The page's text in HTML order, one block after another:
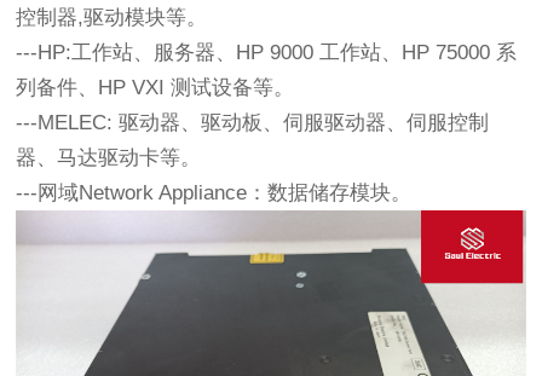
控制器,驱动模块等。
---HP:工作站、服务器、HP 9000 工作站、HP 75000 系
列备件、HP VXI 测试设备等。
---MELEC: 驱动器、驱动板、伺服驱动器、伺服控制
器、马达驱动卡等。
---网域Network Appliance：数据储存模块。